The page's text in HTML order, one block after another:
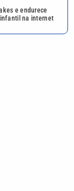
e endurece
na internet